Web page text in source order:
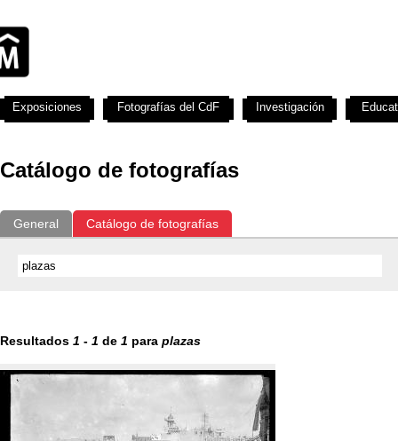
Catálogo de fotografías
General Catálogo de fotografías
Resultados 1 - 1 de 1 para plazas
Exposiciones Fotografías del CdF Investigación